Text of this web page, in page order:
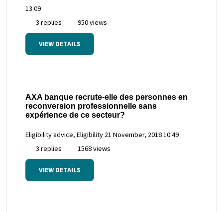
13:09
3 replies
950 views
VIEW DETAILS
AXA banque recrute-elle des personnes en
reconversion professionnelle sans
expérience de ce secteur?
Eligibility advice, Eligibility 21 November, 2018 10:49
3 replies
1568 views
VIEW DETAILS